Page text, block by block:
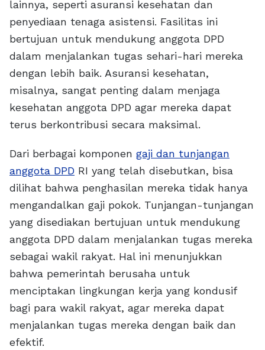
lainnya, seperti asuransi kesehatan dan
penyediaan tenaga asistensi. Fasilitas ini
bertujuan untuk mendukung anggota DPD
dalam menjalankan tugas sehari-hari mereka
dengan lebih baik. Asuransi kesehatan,
misalnya, sangat penting dalam menjaga
kesehatan anggota DPD agar mereka dapat
terus berkontribusi secara maksimal.
Dari berbagai komponen gaji dan tunjangan
anggota DPD RI yang telah disebutkan, bisa
dilihat bahwa penghasilan mereka tidak hanya
mengandalkan gaji pokok. Tunjangan-tunjangan
yang disediakan bertujuan untuk mendukung
anggota DPD dalam menjalankan tugas mereka
sebagai wakil rakyat. Hal ini menunjukkan
bahwa pemerintah berusaha untuk
menciptakan lingkungan kerja yang kondusif
bagi para wakil rakyat, agar mereka dapat
menjalankan tugas mereka dengan baik dan
efektif.